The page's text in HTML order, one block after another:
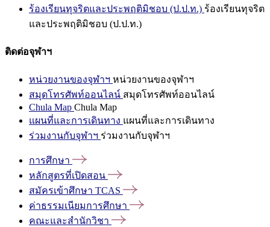
ร้องเรียนทุจริตและประพฤติมิชอบ (ป.ป.ท.) ร้องเรียนทุจริต
และประพฤติมิชอบ (ป.ป.ท.)
ติดต่อจุฬาฯ
หน่วยงานของจุฬาฯ หน่วยงานของจุฬาฯ
สมุดโทรศัพท์ออนไลน์ สมุดโทรศัพท์ออนไลน์
Chula Map Chula Map
แผนที่และการเดินทาง แผนที่และการเดินทาง
ร่วมงานกับจุฬาฯ ร่วมงานกับจุฬาฯ
การศึกษา
หลักสูตรที่เปิดสอน
สมัครเข้าศึกษา TCAS
ค่าธรรมเนียมการศึกษา
คณะและสำนักวิชา